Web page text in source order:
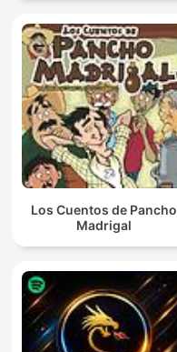
Los Cuentos de Pancho
Madrigal